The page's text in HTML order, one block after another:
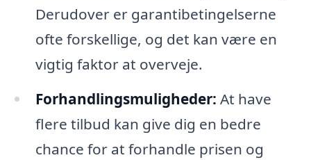
Derudover er garantibetingelserne
ofte forskellige, og det kan være en
vigtig faktor at overveje.
Forhandlingsmuligheder: At have
flere tilbud kan give dig en bedre
chance for at forhandle prisen og